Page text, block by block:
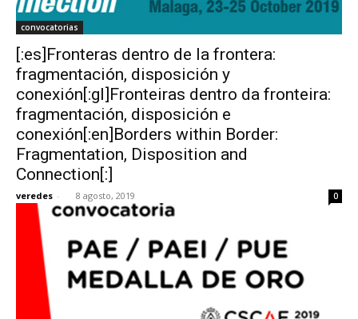
convocatorias
[:es]Fronteras dentro de la frontera:
fragmentación, disposición y
conexión[:gl]Fronteiras dentro da fronteira:
fragmentación, disposición e
conexión[:en]Borders within Border:
Fragmentation, Disposition and
Connection[:]
veredes - 8 agosto, 2019 0